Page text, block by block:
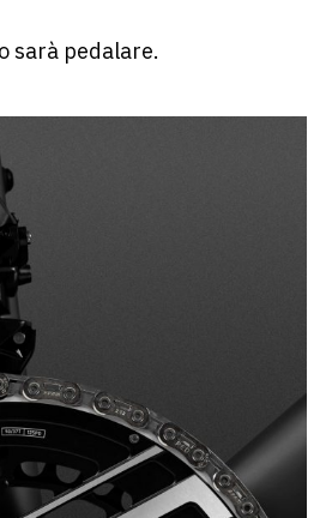
sarà pedalare.